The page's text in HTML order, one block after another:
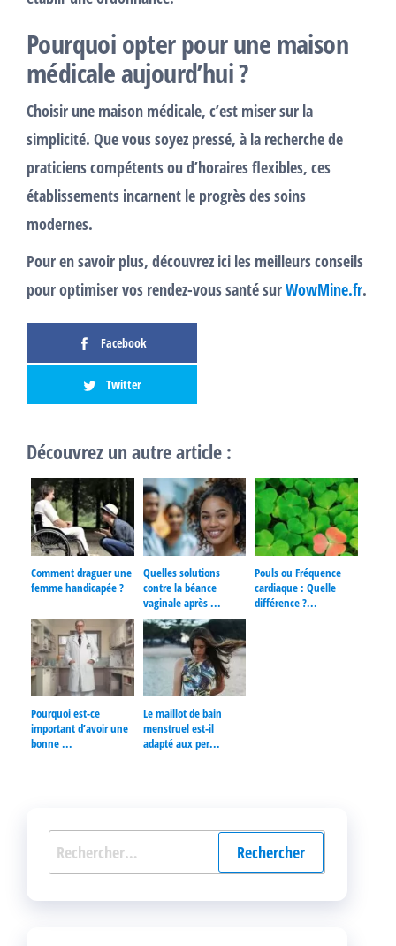
Pourquoi opter pour une maison
médicale aujourd’hui ?
Choisir une maison médicale, c’est miser sur la
simplicité. Que vous soyez pressé, à la recherche de
praticiens compétents ou d’horaires flexibles, ces
établissements incarnent le progrès des soins
modernes.
Pour en savoir plus, découvrez ici les meilleurs conseils
pour optimiser vos rendez-vous santé surWowMine.fr.
Facebook
Twitter
Découvrez un autre article :
Comment draguer une
femme handicapée ?
Quelles solutions
contre la béance
vaginale après ...
Pouls ou Fréquence
cardiaque : Quelle
différence ?...
Pourquoi est-ce
important d’avoir une
bonne ...
Le maillot de bain
menstruel est-il
adapté aux per...
Rechercher :